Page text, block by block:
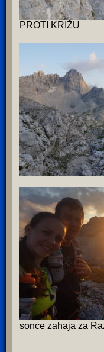
PROTI KRIŽU
sonce zahaja za